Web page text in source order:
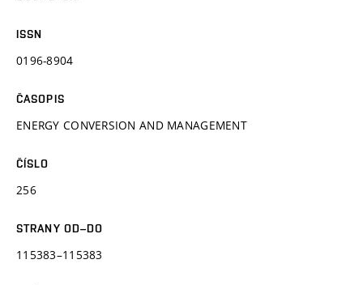
ISSN
0196-8904
ČASOPIS
ENERGY CONVERSION AND MANAGEMENT
ČÍSLO
256
STRANY OD–DO
115383–115383